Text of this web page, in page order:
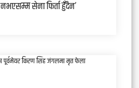
नभएसम्म सेना फिर्ता हुँदैन’